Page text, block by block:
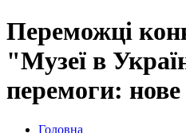
Переможці
"Музеї в
перемоги:
Головна